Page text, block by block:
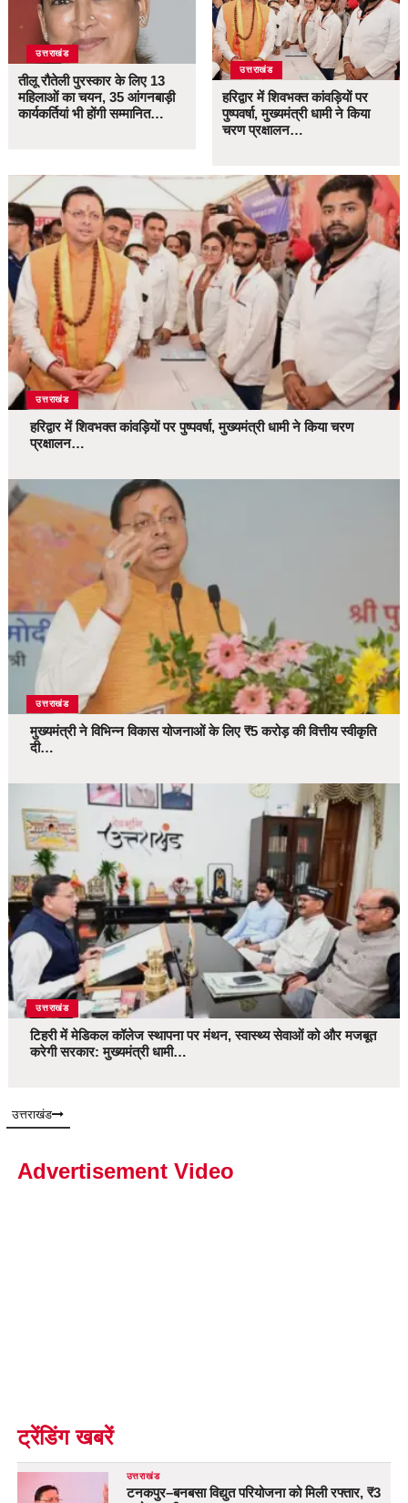
उत्तराखंड
तीलू रौतेली पुरस्कार के लिए 13
महिलाओं का चयन, 35 आंगनबाड़ी
कार्यकर्तियां भी होंगी सम्मानित…
उत्तराखंड
हरिद्वार में शिवभक्त कांवड़ियों पर
पुष्पवर्षा, मुख्यमंत्री धामी ने किया
चरण प्रक्षालन…
उत्तराखंड
हरिद्वार में शिवभक्त कांवड़ियों पर पुष्पवर्षा, मुख्यमंत्री धामी ने किया चरण
प्रक्षालन…
उत्तराखंड
मुख्यमंत्री ने विभिन्न विकास योजनाओं के लिए ₹5 करोड़ की वित्तीय स्वीकृति
दी…
उत्तराखंड
टिहरी में मेडिकल कॉलेज स्थापना पर मंथन, स्वास्थ्य सेवाओं को और मजबूत
करेगी सरकार: मुख्यमंत्री धामी…
उत्तराखंड
Advertisement Video
ट्रेंडिंग खबरें
उत्तराखंड
टनकपुर–बनबसा विद्युत परियोजना को मिली रफ्तार, ₹3